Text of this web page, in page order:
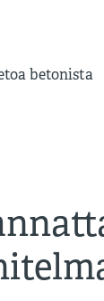
betonista